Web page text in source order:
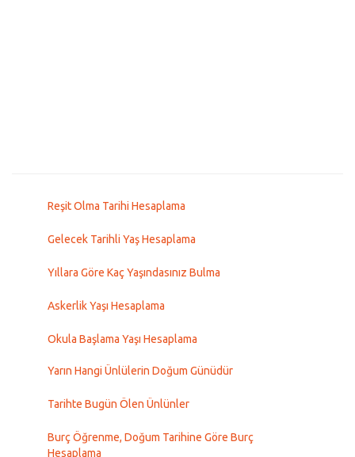
Reşit Olma Tarihi Hesaplama
Gelecek Tarihli Yaş Hesaplama
Yıllara Göre Kaç Yaşındasınız Bulma
Askerlik Yaşı Hesaplama
Okula Başlama Yaşı Hesaplama
Yarın Hangi Ünlülerin Doğum Günüdür
Tarihte Bugün Ölen Ünlünler
Burç Öğrenme, Doğum Tarihine Göre Burç
Hesaplama